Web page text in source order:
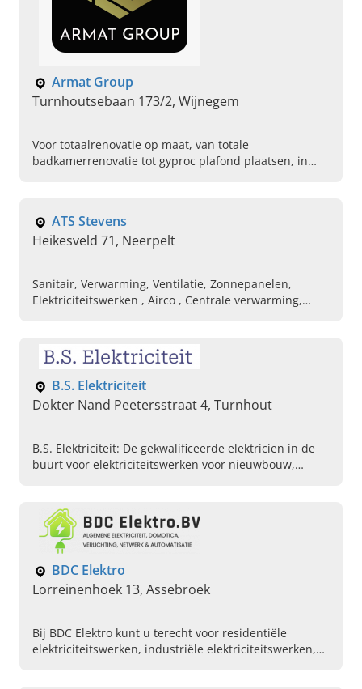
Armat Group
Turnhoutsebaan 173/2, Wijnegem
Voor totaalrenovatie op maat, van totale
badkamerrenovatie tot gyproc plafond plaatsen, in
ATS Stevens
Heikesveld 71, Neerpelt
Sanitair, Verwarming, Ventilatie, Zonnepanelen,
Elektriciteitswerken , Airco , Centrale verwarming,
B.S. Elektriciteit
Dokter Nand Peetersstraat 4, Turnhout
B.S. Elektriciteit: De gekwalificeerde elektricien in de
buurt voor elektriciteitswerken voor nieuwbouw,
BDC Elektro
Lorreinenhoek 13, Assebroek
Bij BDC Elektro kunt u terecht voor residentiële
elektriciteitswerken, industriële elektriciteitswerken,